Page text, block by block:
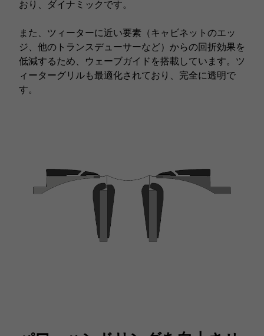
おり、ダイナミックです。
また、ツィーターに近い要素（キャビネットのエッ
ジ、他のトランスデューサーなど）からの回折効果を
低減するため、ウェーブガイドを搭載しています。ツ
ィーターグリルも最適化されており、完全に透明で
す。